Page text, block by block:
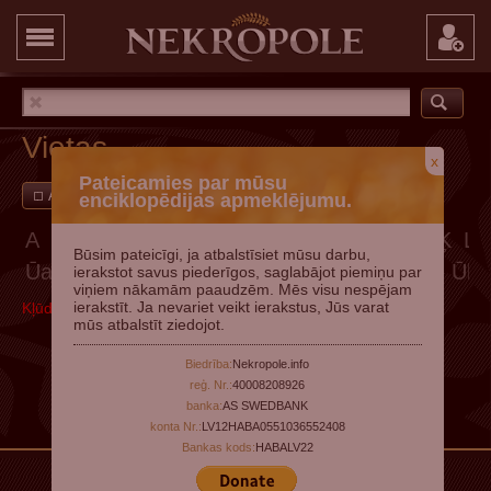
Vietas
Ar attēliem Pievienot vietu
A Ķ L
Ūa
Ūā Ūb Ūc Ūč Ūd Ūe Ūē Ūf Ūg Ūģ Ūh
Kļūda, mēģiniet vēlāk
Pateicamies par mūsu
enciklopēdijas apmeklējumu.
Būsim pateicīgi, ja atbalstīsiet mūsu darbu,
ierakstot savus piederīgos, saglabājot piemiņu par
viņiem nākamām paaudzēm. Mēs visu nespējam
ierakstīt. Ja nevariet veikt ierakstus, Jūs varat
mūs atbalstīt ziedojot.
Biedrība: Nekropole.info
reģ. Nr.:40008208926
banka:AS SWEDBANK
konta Nr.: LV12HABA0551036552408
Bankas kods: HABALV22
x